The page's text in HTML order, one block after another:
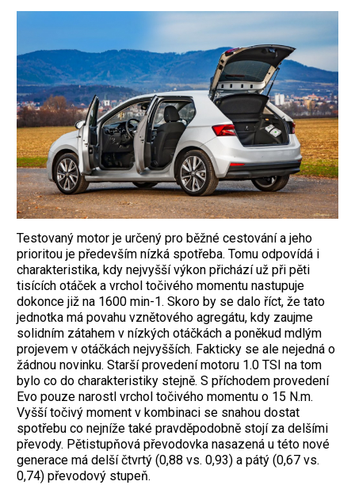
Testovaný motor je určený pro běžné cestování a jeho
prioritou je především nízká spotřeba. Tomu odpovídá i
charakteristika, kdy nejvyšší výkon přichází už při pěti
tisících otáček a vrchol točivého momentu nastupuje
dokonce již na 1600 min-1. Skoro by se dalo říct, že tato
jednotka má povahu vznětového agregátu, kdy zaujme
solidním zátahem v nízkých otáčkách a poněkud mdlým
projevem v otáčkách nejvyšších. Fakticky se ale nejedná o
žádnou novinku. Starší provedení motoru 1.0 TSI na tom
bylo co do charakteristiky stejně. S příchodem provedení
Evo pouze narostl vrchol točivého momentu o 15 N.m.
Vyšší točivý moment v kombinaci se snahou dostat
spotřebu co nejníže také pravděpodobně stojí za delšími
převody. Pětistupňová převodovka nasazená u této nové
generace má delší čtvrtý (0,88 vs. 0,93) a pátý (0,67 vs.
0,74) převodový stupeň.